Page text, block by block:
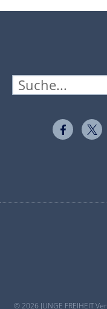
© 2026 JUNGE FREIHEIT